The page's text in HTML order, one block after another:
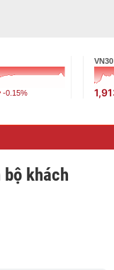
-0.15%
VN30
khách